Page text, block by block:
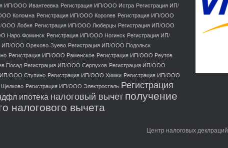
ИП/ООО Ивантеевка Регистрация ИП/ООО Истра Регистрация ИП/
Коломна Регистрация ИП/ООО Королев Регистрация ИП/ООО
ООО Лобня Регистрация ИП/ООО Люберцы Регистрация ИП/ООО
Наро-Фоминск Регистрация ИП/ООО Ногинск Регистрация ИП/
ИП/ООО Орехово-Зуево Регистрация ИП/ООО Подольск
Регистрация ИП/ООО Раменское Регистрация ИП/ООО Реутов
Посад Регистрация ИП/ООО Серпухов Регистрация ИП/ООО
ИП/ООО Ступино Регистрация ИП/ООО Химки Регистрация ИП/ООО
Регистрация ИП/ООО Электросталь Регистрация
ипотека налоговый вычетполучение
налогового вычета
Центр налоговых деклраций.